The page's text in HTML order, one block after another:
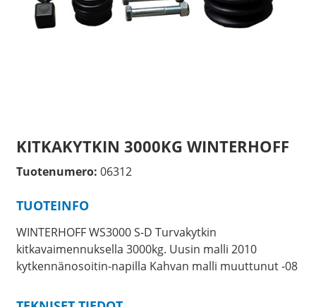
KITKAKYTKIN 3000KG WINTERHOFF
Tuotenumero: 06312
TUOTEINFO
WINTERHOFF WS3000 S-D Turvakytkin
kitkavaimennuksella 3000kg. Uusin malli 2010
kytkennänosoitin-napilla Kahvan malli muuttunut -08